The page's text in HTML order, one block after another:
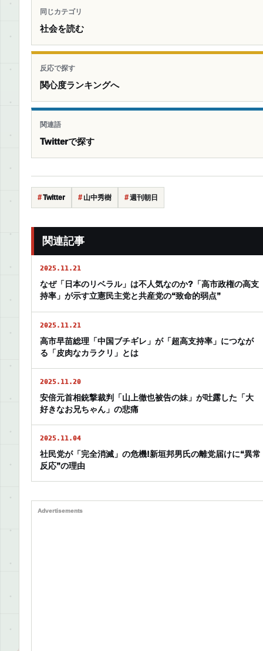
同じカテゴリ
社会を読む
反応で探す
関心度ランキングへ
関連語
Twitterで探す
Twitter 山中秀樹 週刊朝日
関連記事
2025.11.21
なぜ「日本のリベラル」は不人気なのか?「高市政権の高支
持率」が示す立憲民主党と共産党の“致命的弱点”
2025.11.21
高市早苗総理「中国ブチギレ」が「超高支持率」につなが
る「皮肉なカラクリ」とは
2025.11.20
安倍元首相銃撃裁判「山上徹也被告の妹」が吐露した「大
好きなお兄ちゃん」の悲痛
2025.11.04
社民党が「完全消滅」の危機!新垣邦男氏の離党届けに“異常
反応”の理由
Advertisements